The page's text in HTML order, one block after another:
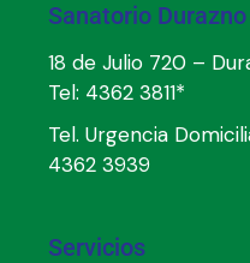
Sanatorio Durazno
18 de Julio 720 –
Tel: 4362 3811*
Tel. Urgencia
4362 3939
Servicios